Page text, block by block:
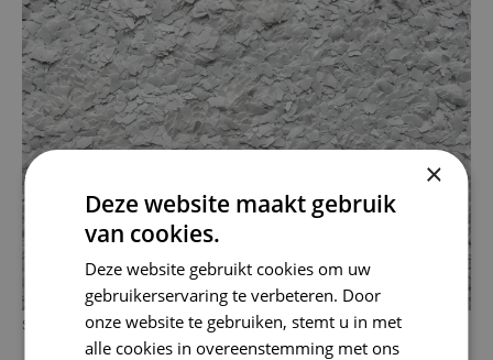
Signaalwit
×
Deze website maakt gebruik
van cookies.
Deze website gebruikt cookies om uw
gebruikerservaring te verbeteren. Door
onze website te gebruiken, stemt u in met
alle cookies in overeenstemming met ons